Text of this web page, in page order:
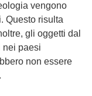
vengono
Questo risulta
gli oggetti dal
nei paesi
non essere